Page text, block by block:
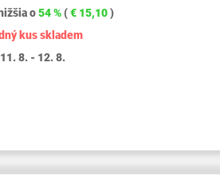
o54 % (€ 15,10)
kus skladem
8. - 12. 8.